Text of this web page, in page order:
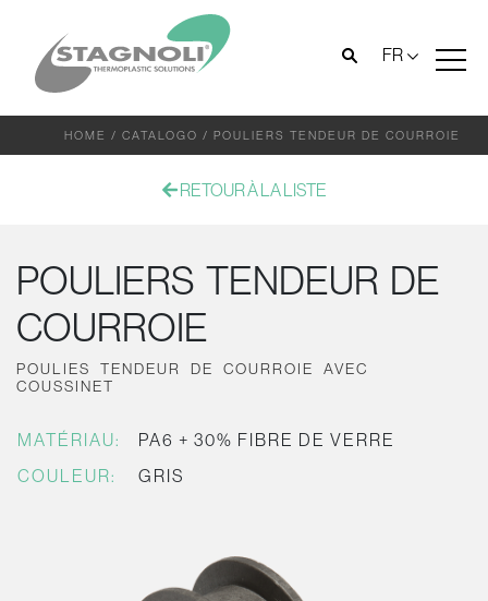
FR
HOME / CATALOGO / POULIERS TENDEUR DE COURROIE
RETOUR À LA LISTE
POULIERS TENDEUR DE
COURROIE
POULIES TENDEUR DE COURROIE AVEC
COUSSINET
MATÉRIAU:
PA6 + 30% FIBRE DE VERRE
COULEUR:
GRIS